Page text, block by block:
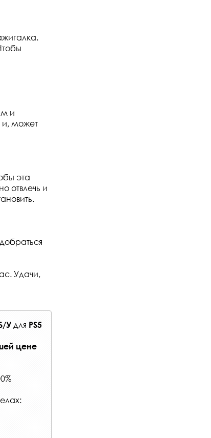
и
и, может
эта
отвлечь и
Удачи,
У для PS5
цене